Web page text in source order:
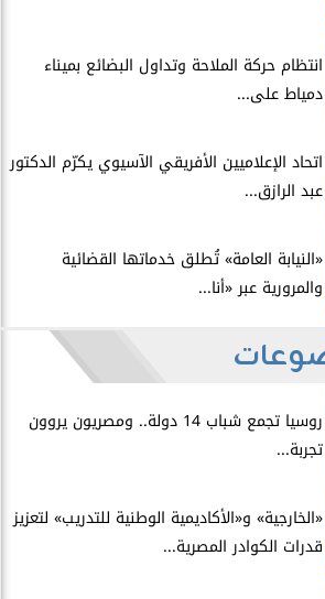
انتظام حركة الملاحة وتداول البضائع بميناء
دمياط على...
اتحاد الإعلاميين الأفريقي الآسيوي يكرّم الدكتور
عبد الرازق...
​«النيابة العامة» تُطلق خدماتها القضائية
والمرورية عبر «أنا...
روسيا تجمع شباب 14 دولة.. ومصريون يروون
تجربة...
​«الخارجية» و«الأكاديمية الوطنية للتدريب» لتعزيز
قدرات الكوادر المصرية...